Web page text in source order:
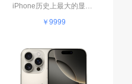
iPhone历史上最大的显示屏
￥9999